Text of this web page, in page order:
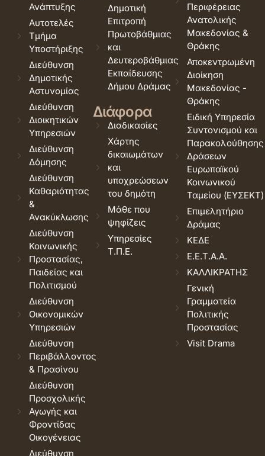
Ανάπτυξης
Αυτοτελές
Τμήμα
Υποστήριξης
Διεύθυνση
Δημοτικής
Αστυνομίας
Διεύθυνση
Διοικητικών
Υπηρεσιών
Διεύθυνση
Δόμησης
Διεύθυνση
Καθαριότητας
&
Ανακύκλωσης
Διεύθυνση
Κοινωνικής
Προστασίας,
Παιδείας και
Πολιτισμού
Διεύθυνση
Οικονομικών
Υπηρεσιών
Διεύθυνση
Περιβάλλοντος
& Πρασίνου
Διεύθυνση
Προσχολικής
Αγωγής και
Φροντίδας
Οικογένειας
Διεύθυνση
Δημοτική
Επιτροπή
Πρωτοβάθμιας
και
Δευτεροβάθμιας
Εκπαίδευσης
Δήμου Δράμας
Διάφορα
Διαδικασίες
Χάρτης
δικαιωμάτων
και
υποχρεώσεων
του δημότη
Μάθε που
ψηφίζεις
Υπηρεσίες
Τ.Π.Ε.
Περιφέρειας
Ανατολικής
Μακεδονίας &
Θράκης
Αποκεντρωμένη
Διοίκηση
Μακεδονίας -
Θράκης
Ειδική Υπηρεσία
Συντονισμού και
Παρακολούθησης
Δράσεων
Ευρωπαϊκού
Κοινωνικού
Ταμείου (ΕΥΣΕΚΤ)
Επιμελητήριο
Δράμας
ΚΕΔΕ
Ε.Ε.Τ.Α.Α.
ΚΑΛΛΙΚΡΑΤΗΣ
Γενική
Γραμματεία
Πολιτικής
Προστασίας
Visit Drama